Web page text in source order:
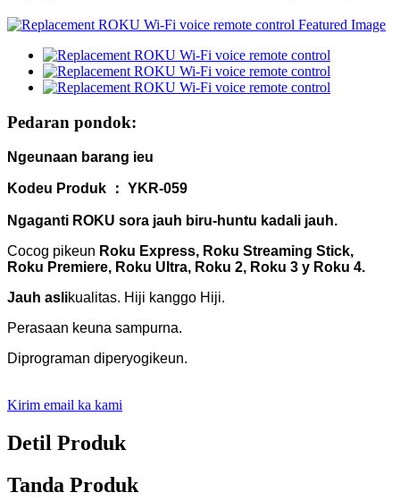
Pedaran pondok:
Ngeunaan barang ieu
Kodeu Produk ： YKR-059
Ngaganti ROKU sora jauh biru-huntu kadali jauh.
Cocog pikeun Roku Express, Roku Streaming Stick,
Roku Premiere, Roku Ultra, Roku 2, Roku 3 y Roku 4.
Jauh aslikualitas. Hiji kanggo Hiji.
Perasaan keuna sampurna.
Diprograman diperyogikeun.
Kirim email ka kami
Detil Produk
Tanda Produk